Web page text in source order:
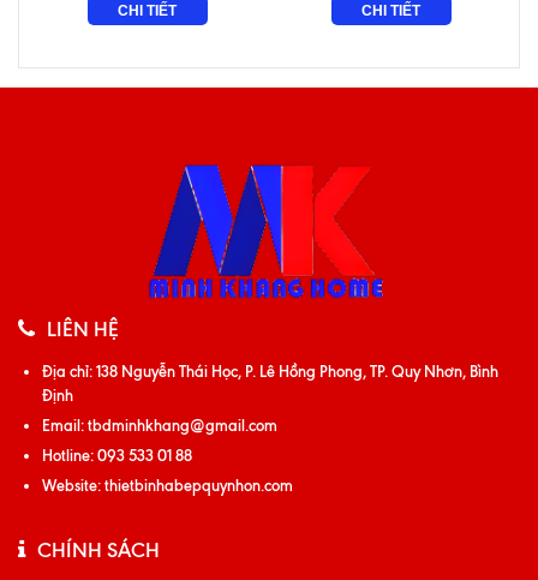
CHI TIẾT CHI TIẾT
LIÊN HỆ
Địa chỉ:138 Nguyễn Thái Học, P. Lê Hồng Phong, TP. Quy Nhơn, Bình
Định
Email:tbdminhkhang@gmail.com
Hotline:093 533 01 88
Website:thietbinhabepquynhon.com
CHÍNH SÁCH